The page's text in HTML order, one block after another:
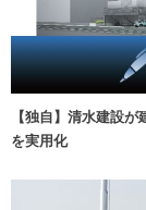
【独自】清水建設
を実用化